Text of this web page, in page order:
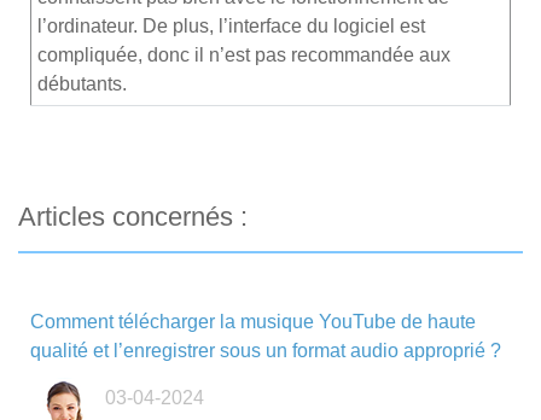
l’ordinateur. De plus, l’interface du logiciel est
compliquée, donc il n’est pas recommandée aux
débutants.
Articles concernés :
Comment télécharger la musique YouTube de haute
qualité et l’enregistrer sous un format audio approprié ?
03-04-2024